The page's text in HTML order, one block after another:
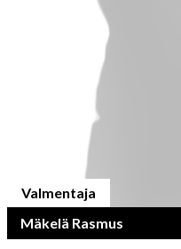
Valmentaja
Mäkelä Rasmus